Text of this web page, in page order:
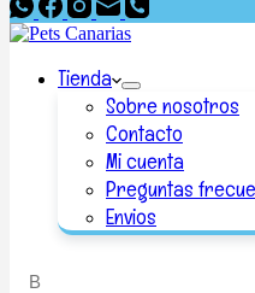
Tienda
Sobre nosotros
Contacto
Mi cuenta
Preguntas
Envios